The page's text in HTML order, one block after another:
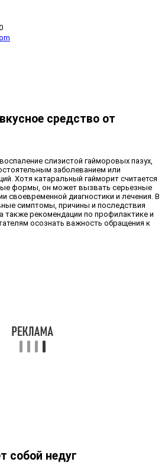
средство от
слизистой гайморовых пазух,
заболеванием или
Хотя катаральный гайморит считается
формы, он может вызвать серьезные
своевременной диагностики и лечения. В
симптомы, причины и последствия
также рекомендации по профилактике и
осознать важность обращения к
собой недуг